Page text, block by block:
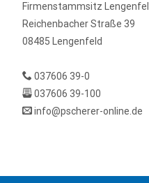
Firmenstammsitz
Reichenbacher Straße 39
08485 Lengenfeld
037606 39-0
037606 39-100
info@pscherer-online.de